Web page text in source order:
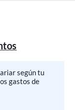
según tu
gastos de